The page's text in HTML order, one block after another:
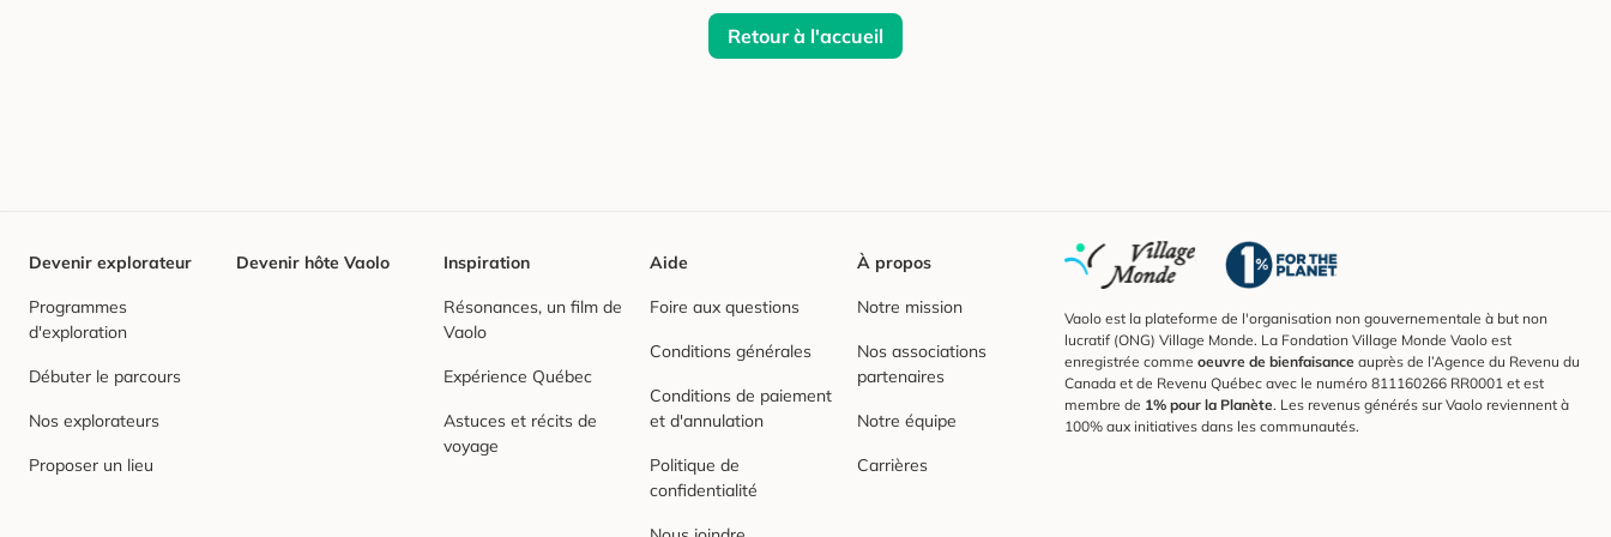
Retour à l'accueil
Devenir explorateur
Programmes
d'exploration
Débuter le parcours
Nos explorateurs
Proposer un lieu
Devenir hôte Vaolo Inspiration
Résonances, un film de
Vaolo
Expérience Québec
Astuces et récits de
voyage
Aide
Foire aux questions
Conditions générales
Conditions de paiement
et d'annulation
Politique de
confidentialité
À propos
Notre mission
Nos associations
partenaires
Notre équipe
Carrières
Vaolo est la plateforme de l'organisation non gouvernementale à but non
lucratif (ONG) Village Monde. La Fondation Village Monde Vaolo est
enregistrée comme oeuvre de bienfaisance auprès de l’Agence du Revenu du
Canada et de Revenu Québec avec le numéro 811160266 RR0001 et est
membre de 1% pour la Planète. Les revenus générés sur Vaolo reviennent à
100% aux initiatives dans les communautés.